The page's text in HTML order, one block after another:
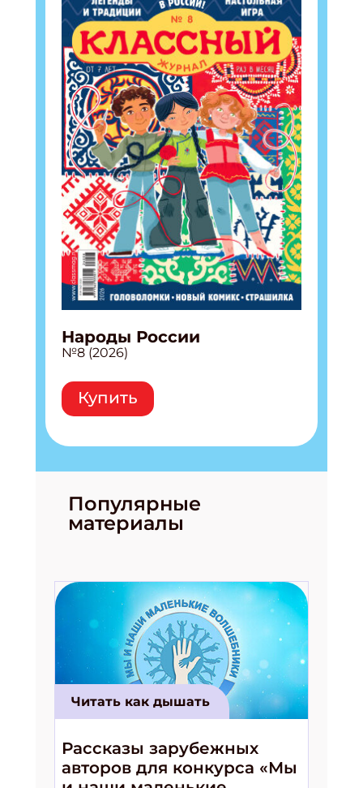
Народы России
№8 (2026)
Купить
Популярные
материалы
Читать как дышать
Рассказы зарубежных
авторов для конкурса «Мы